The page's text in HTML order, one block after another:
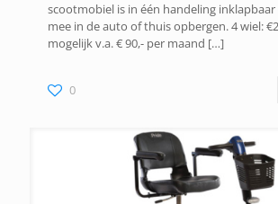
scootmobiel is in één handeling
mee in de auto of thuis opbergen. 4 wiel:
mogelijk v.a. € 90,- per maand […]
0